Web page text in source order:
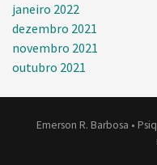
janeiro 2022
dezembro 2021
novembro 2021
outubro 2021
Emerson R. Barbosa •